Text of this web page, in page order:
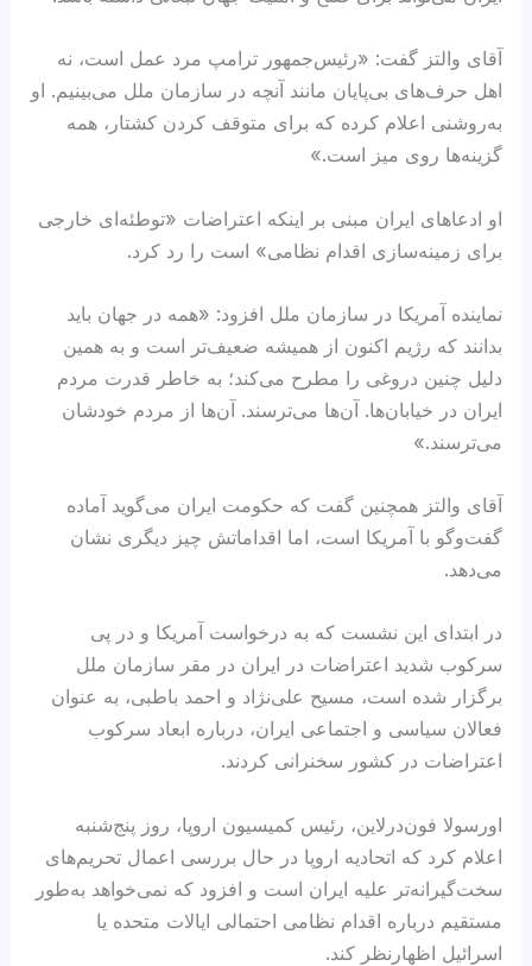
آقای والتز گفت: «رئیس‌جمهور ترامپ مرد عمل است، نه
اهل حرف‌های بی‌پایان مانند آنچه در سازمان ملل می‌بینیم. او
به‌روشنی اعلام کرده که برای متوقف کردن کشتار، همه
گزینه‌ها روی میز است.»
او ادعاهای ایران مبنی بر اینکه اعتراضات «توطئه‌ای خارجی
برای زمینه‌سازی اقدام نظامی» است را رد کرد.
نماینده آمریکا در سازمان ملل افزود: «همه در جهان باید
بدانند که رژیم اکنون از همیشه ضعیف‌تر است و به همین
دلیل چنین دروغی را مطرح می‌کند؛ به خاطر قدرت مردم
ایران در خیابان‌ها. آن‌ها می‌ترسند. آن‌ها از مردم خودشان
می‌ترسند.»
آقای والتز همچنین گفت که حکومت ایران می‌گوید آماده
گفت‌وگو با آمریکا است، اما اقداماتش چیز دیگری نشان
می‌دهد.
در ابتدای این نشست که به درخواست آمریکا و در پی
سرکوب شدید اعتراضات در ایران در مقر سازمان ملل
برگزار شده است، مسیح علی‌نژاد و احمد باطبی، به عنوان
فعالان سیاسی و اجتماعی ایران، درباره ابعاد سرکوب
اعتراضات در کشور سخنرانی کردند.
اورسولا فون‌درلاین، رئیس کمیسیون اروپا، روز پنج‌شنبه
اعلام کرد که اتحادیه اروپا در حال بررسی اعمال تحریم‌های
سخت‌گیرانه‌تر علیه ایران است و افزود که نمی‌خواهد به‌طور
مستقیم درباره اقدام نظامی احتمالی ایالات متحده یا
اسرائیل اظهارنظر کند.